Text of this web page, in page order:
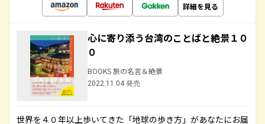
詳細を見る
心に寄り添う台湾のことばと絶景１０
０
BOOKS 旅の名言＆絶景
2022.11.04 発売
世界を４０年以上歩いてきた「地球の歩き方」があなたにお届